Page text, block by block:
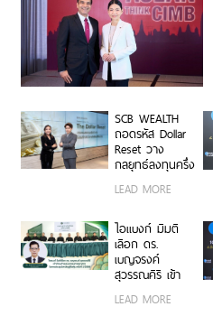
SCB WEALTH
ถอดรหัส Dollar
Reset วาง
กลยุทธ์ลงทุนครึ่ง
สหรัฐฯ-ตลาดเกิด
ระยะสั้น-กลาง
เสริมพอร์ตแกร่ง
LEAD MORE
ไอแบงก์ มีมติ
เลือก ดร.
เบญจรงค์
สุวรรณคีรี เข้า
กรรมการ
LEAD MORE